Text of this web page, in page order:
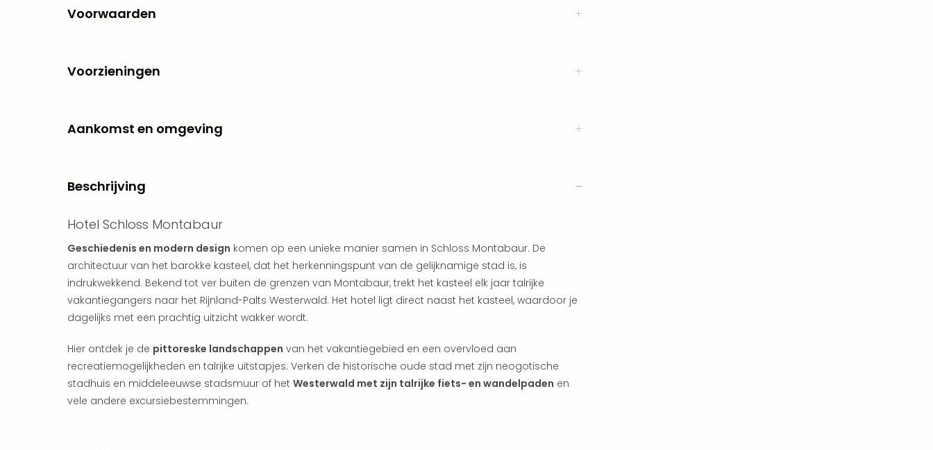
Voorwaarden
Voorzieningen
Aankomst en omgeving
Beschrijving
Hotel Schloss Montabaur
Geschiedenis en modern design komen op een unieke manier samen in Schloss Montabaur. De
architectuur van het barokke kasteel, dat het herkenningspunt van de gelijknamige stad is, is
indrukwekkend. Bekend tot ver buiten de grenzen van Montabaur, trekt het kasteel elk jaar talrijke
vakantiegangers naar het Rijnland-Palts Westerwald. Het hotel ligt direct naast het kasteel, waardoor je
dagelijks met een prachtig uitzicht wakker wordt.
Hier ontdek je de pittoreske landschappen van het vakantiegebied en een overvloed aan
recreatiemogelijkheden en talrijke uitstapjes. Verken de historische oude stad met zijn neogotische
stadhuis en middeleeuwse stadsmuur of het Westerwald met zijn talrijke fiets- en wandelpaden en
vele andere excursiebestemmingen.